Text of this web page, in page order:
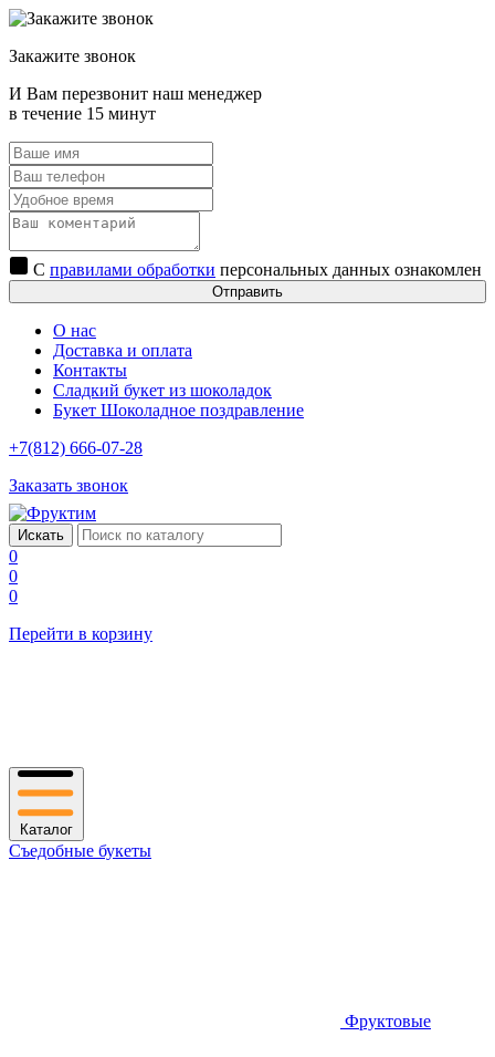
Закажите звонок
И Вам перезвонит наш менеджер
в течение 15 минут
С правилами обработки персональных данных ознакомлен
Отправить
О нас
Доставка и оплата
Контакты
Сладкий букет из шоколадок
Букет Шоколадное поздравление
+7(812) 666-07-28
Заказать звонок
0
0
0
Перейти в корзину
Каталог
Съедобные букеты
Фруктовые